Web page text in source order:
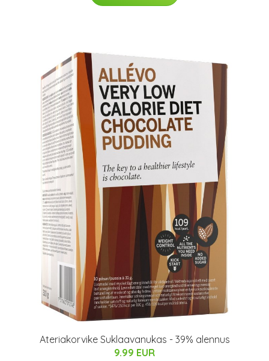
Ateriakorvike Suklaavanukas - 39% alennus
9.99 EUR